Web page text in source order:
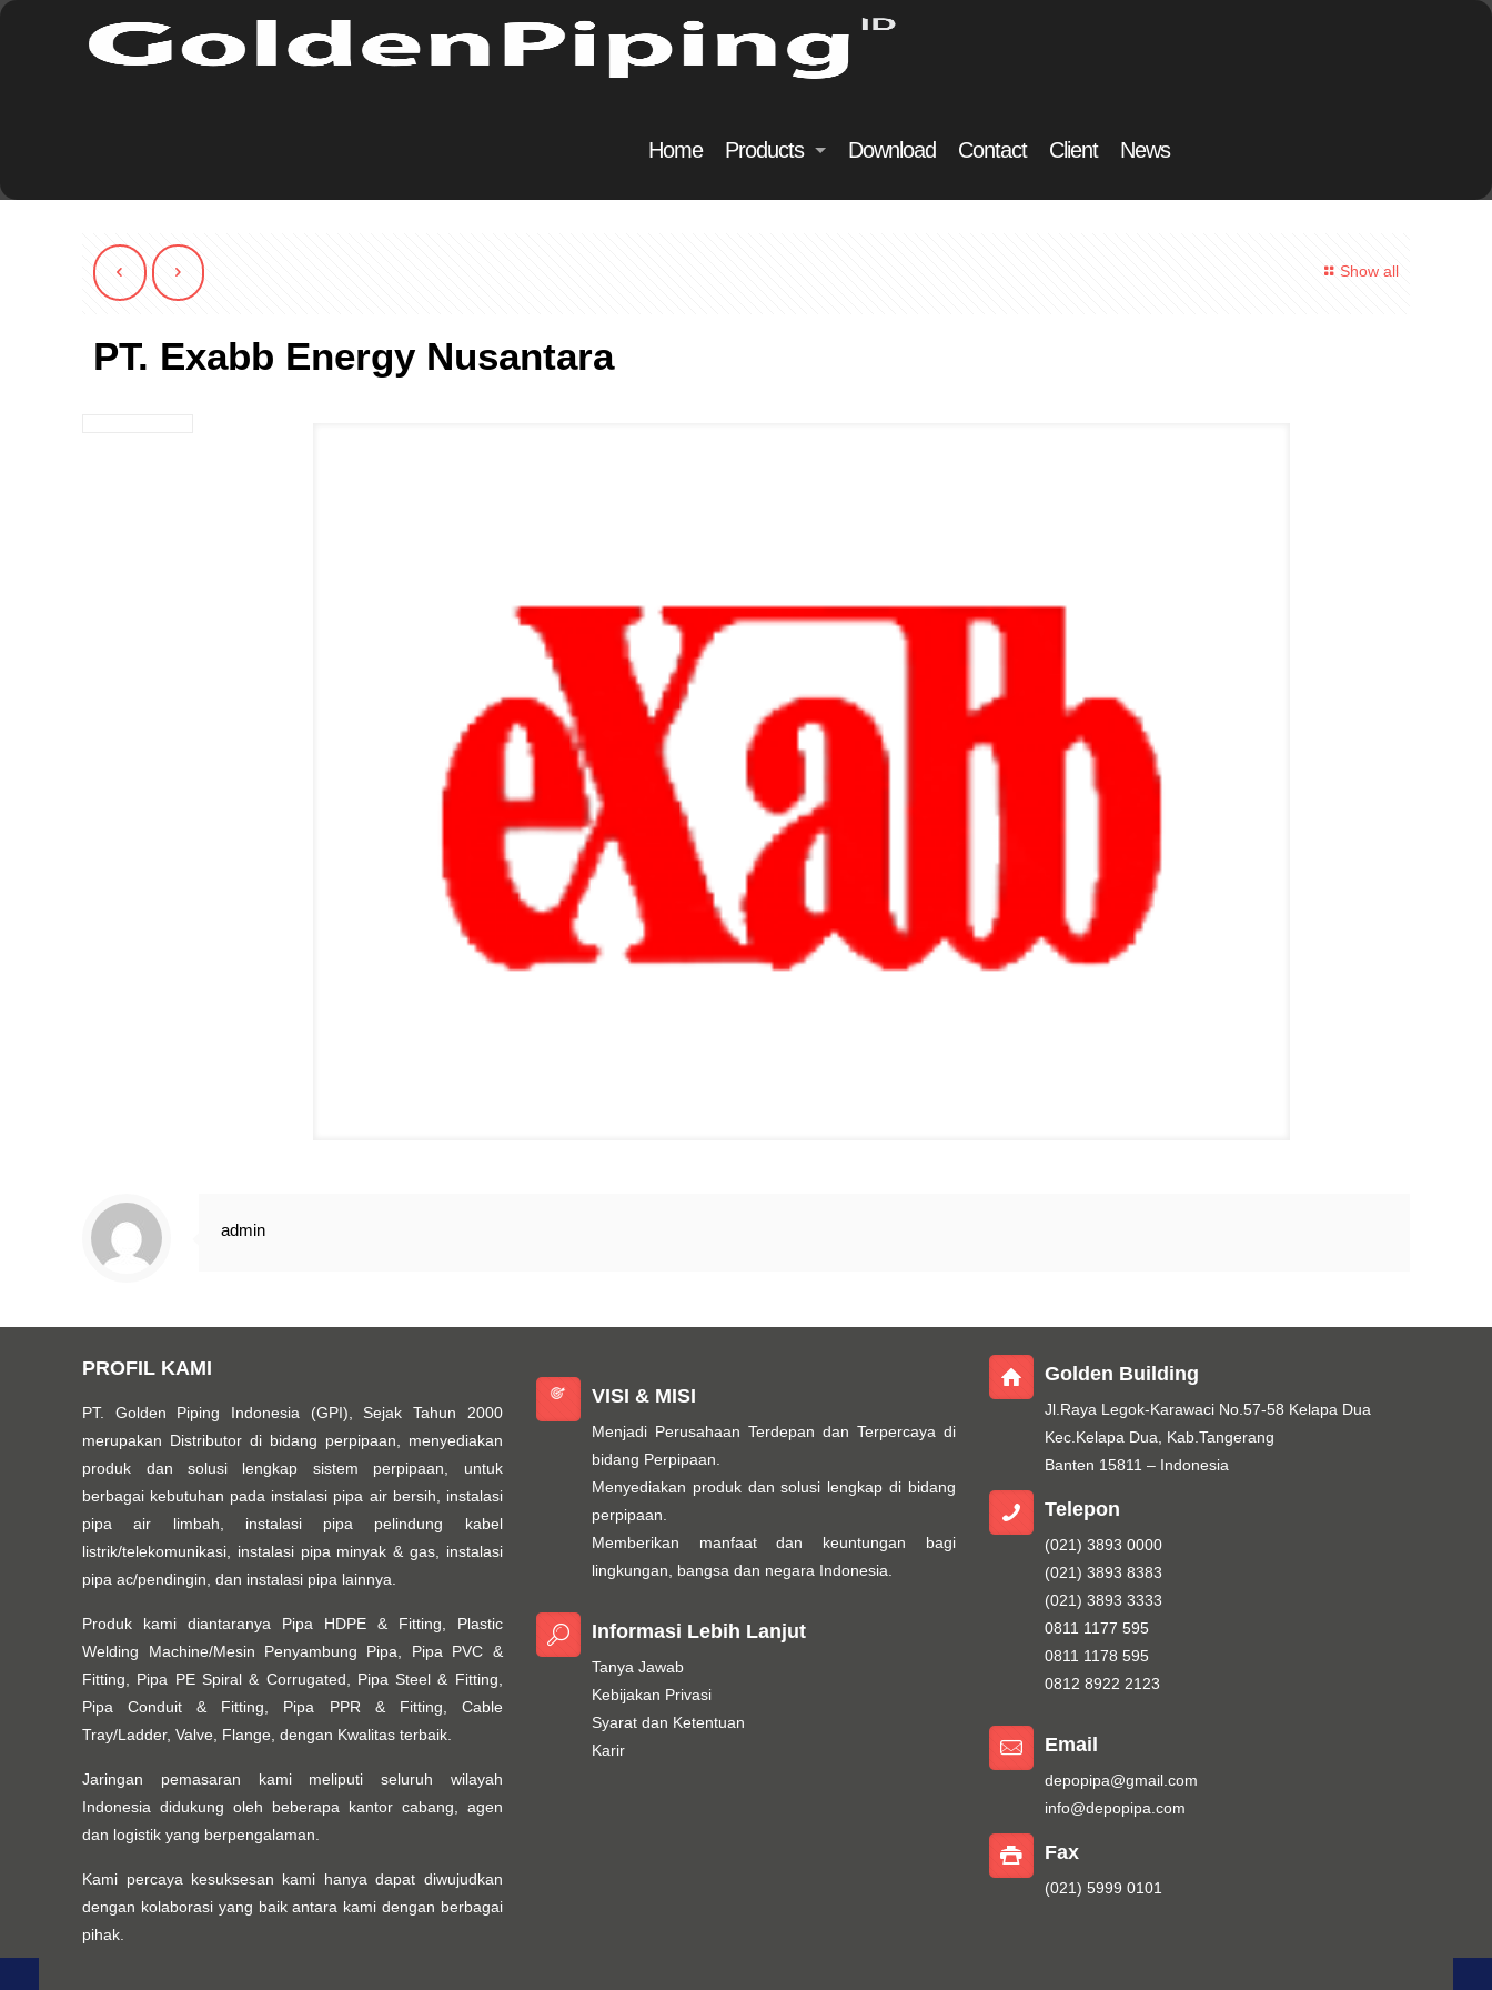
Home Products Download Contact Client News
Show all
PT. Exabb Energy Nusantara
admin
PROFIL KAMI
PT. Golden Piping Indonesia (GPI), Sejak Tahun 2000
merupakan Distributor di bidang perpipaan, menyediakan
produk dan solusi lengkap sistem perpipaan, untuk
berbagai kebutuhan pada instalasi pipa air bersih, instalasi
pipa air limbah, instalasi pipa pelindung kabel
listrik/telekomunikasi, instalasi pipa minyak & gas, instalasi
pipa ac/pendingin, dan instalasi pipa lainnya.
Produk kami diantaranya Pipa HDPE & Fitting, Plastic
Welding Machine/Mesin Penyambung Pipa, Pipa PVC &
Fitting, Pipa PE Spiral & Corrugated, Pipa Steel & Fitting,
Pipa Conduit & Fitting, Pipa PPR & Fitting, Cable
Tray/Ladder, Valve, Flange, dengan Kwalitas terbaik.
Jaringan pemasaran kami meliputi seluruh wilayah
Indonesia didukung oleh beberapa kantor cabang, agen
dan logistik yang berpengalaman.
Kami percaya kesuksesan kami hanya dapat diwujudkan
dengan kolaborasi yang baik antara kami dengan berbagai
pihak.
VISI & MISI
Menjadi Perusahaan Terdepan dan Terpercaya di
bidang Perpipaan.
Menyediakan produk dan solusi lengkap di bidang
perpipaan.
Memberikan manfaat dan keuntungan bagi
lingkungan, bangsa dan negara Indonesia.
Informasi Lebih Lanjut
Tanya Jawab
Kebijakan Privasi
Syarat dan Ketentuan
Karir
Golden Building
Jl.Raya Legok-Karawaci No.57-58 Kelapa Dua
Kec.Kelapa Dua, Kab.Tangerang
Banten 15811 – Indonesia
Telepon
(021) 3893 0000
(021) 3893 8383
(021) 3893 3333
0811 1177 595
0811 1178 595
0812 8922 2123
Email
depopipa@gmail.com
info@depopipa.com
Fax
(021) 5999 0101